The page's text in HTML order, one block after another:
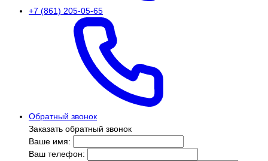
+7 (861) 205-05-65
Обратный звонок
Заказать обратный звонок
Ваше имя:
Ваш телефон: